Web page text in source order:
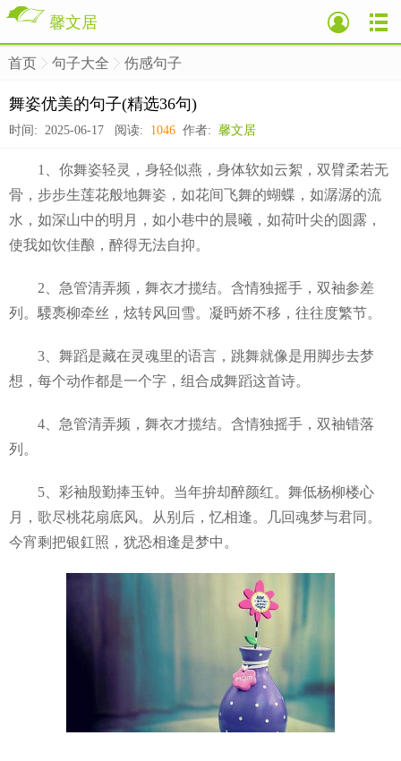
馨文居
首页 句子大全 伤感句子
舞姿优美的句子(精选36句)
时间: 2025-06-17 阅读: 1046 作者: 馨文居
1、你舞姿轻灵，身轻似燕，身体软如云絮，双臂柔若无
骨，步步生莲花般地舞姿，如花间飞舞的蝴蝶，如潺潺的流
水，如深山中的明月，如小巷中的晨曦，如荷叶尖的圆露，
使我如饮佳酿，醉得无法自抑。
2、急管清弄频，舞衣才揽结。含情独摇手，双袖参差
列。騕褭柳牵丝，炫转风回雪。凝眄娇不移，往往度繁节。
3、舞蹈是藏在灵魂里的语言，跳舞就像是用脚步去梦
想，每个动作都是一个字，组合成舞蹈这首诗。
4、急管清弄频，舞衣才揽结。含情独摇手，双袖错落
列。
5、彩袖殷勤捧玉钟。当年拚却醉颜红。舞低杨柳楼心
月，歌尽桃花扇底风。从别后，忆相逢。几回魂梦与君同。
今宵剩把银釭照，犹恐相逢是梦中。